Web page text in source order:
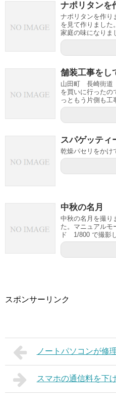
ナポリタンを
ナポリタンを作り
を見て作りました
家庭の味になりま
舗装工事をし
山田町 長崎街道
を買いに行ったの
っともう片側も工
スパゲッティ
乾燥パセリをかけ
中秋の名月
中秋の名月を撮り
た。マニュアルモ
ド 1/800 で撮影
スポンサーリンク
ノートパソコンが修
スマホの通信料を下